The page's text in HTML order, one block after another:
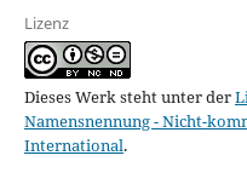
Lizenz
Dieses Werk steht unter der
Namensnennung - Nicht-
International.